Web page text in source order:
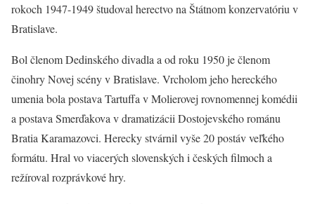
rokoch 1947-1949 študoval herectvo na Štátnom konzervatóriu v
Bratislave.
Bol členom Dedinského divadla a od roku 1950 je členom
činohry Novej scény v Bratislave. Vrcholom jeho hereckého
umenia bola postava Tartuffa v Molierovej rovnomennej komédii
a postava Smerďakova v dramatizácii Dostojevského románu
Bratia Karamazovci. Herecky stvárnil vyše 20 postáv veľkého
formátu. Hral vo viacerých slovenských i českých filmoch a
režíroval rozprávkové hry.